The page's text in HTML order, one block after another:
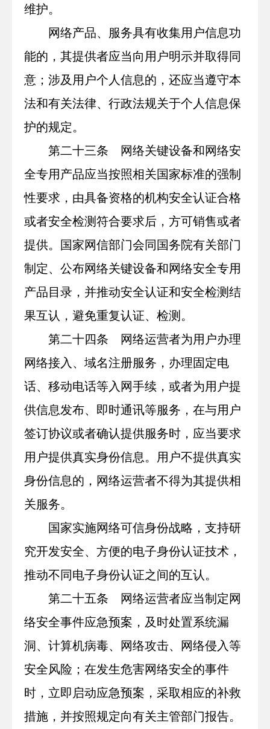
维护。
网络产品、服务具有收集用户信息功
能的，其提供者应当向用户明示并取得同
意；涉及用户个人信息的，还应当遵守本
法和有关法律、行政法规关于个人信息保
护的规定。
第二十三条 网络关键设备和网络安
全专用产品应当按照相关国家标准的强制
性要求，由具备资格的机构安全认证合格
或者安全检测符合要求后，方可销售或者
提供。国家网信部门会同国务院有关部门
制定、公布网络关键设备和网络安全专用
产品目录，并推动安全认证和安全检测结
果互认，避免重复认证、检测。
第二十四条 网络运营者为用户办理
网络接入、域名注册服务，办理固定电
话、移动电话等入网手续，或者为用户提
供信息发布、即时通讯等服务，在与用户
签订协议或者确认提供服务时，应当要求
用户提供真实身份信息。用户不提供真实
身份信息的，网络运营者不得为其提供相
关服务。
国家实施网络可信身份战略，支持研
究开发安全、方便的电子身份认证技术，
推动不同电子身份认证之间的互认。
第二十五条 网络运营者应当制定网
络安全事件应急预案，及时处置系统漏
洞、计算机病毒、网络攻击、网络侵入等
安全风险；在发生危害网络安全的事件
时，立即启动应急预案，采取相应的补救
措施，并按照规定向有关主管部门报告。